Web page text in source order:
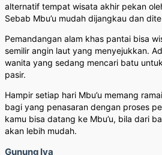
alternatif tempat wisata akhir pekan
Sebab Mbu’u mudah dijangkau dan
Pemandangan alam khas pantai bisa
semilir angin laut yang menyejukkan.
wanita yang sedang mencari batu
pasir.
Hampir setiap hari Mbu’u memang
bagi yang penasaran dengan proses
kamu bisa datang ke Mbu’u, bila dari
akan lebih mudah.
Gunung Iya